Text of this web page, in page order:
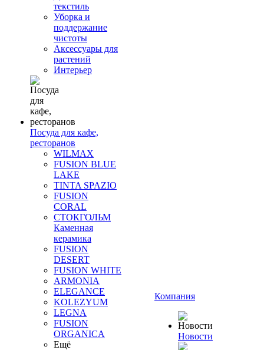
текстиль
Уборка и
поддержание
чистоты
Аксессуары для
растений
Интерьер
Посуда для кафе,
ресторанов
WILMAX
FUSION BLUE
LAKE
TINTA SPAZIO
FUSION
CORAL
СТОКГОЛЬМ
Каменная
керамика
FUSION
DESERT
FUSION WHITE
ARMONIA
ELEGANCE
KOLEZYUM
LEGNA
FUSION
ORGANICA
Ещё
Компания
Новости